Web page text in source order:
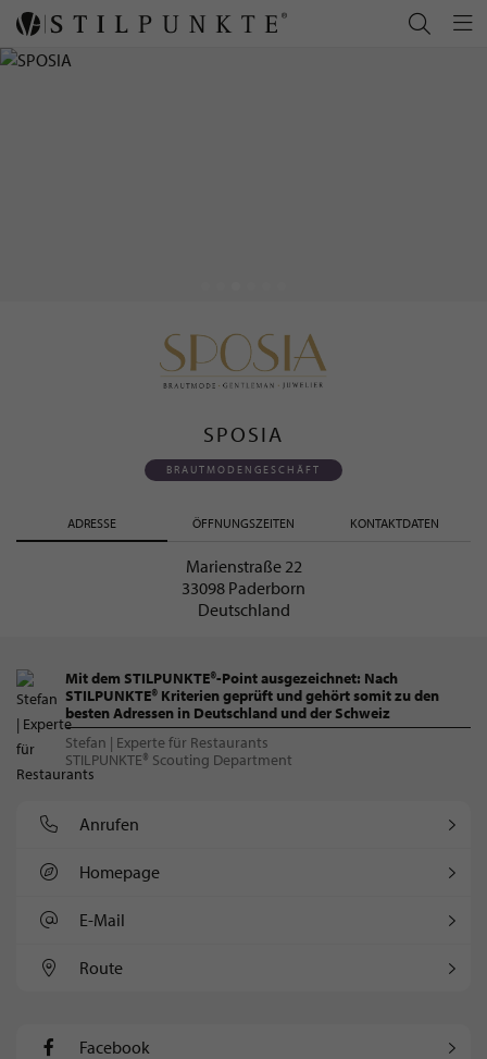
SPOSIA
BRAUTMODENGESCHÄFT
ADRESSE ÖFFNUNGSZEITEN KONTAKTDATEN
Marienstraße 22
33098 Paderborn
Deutschland
Mit dem STILPUNKTE®-Point ausgezeichnet: Nach
STILPUNKTE® Kriterien geprüft und gehört somit zu den
besten Adressen in Deutschland und der Schweiz
Stefan | Experte für Restaurants
STILPUNKTE® Scouting Department
Anrufen
Homepage
E-Mail
Route
Facebook